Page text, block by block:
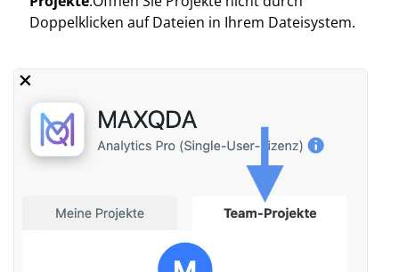
Doppelklicken auf Dateien in Ihrem Dateisystem.